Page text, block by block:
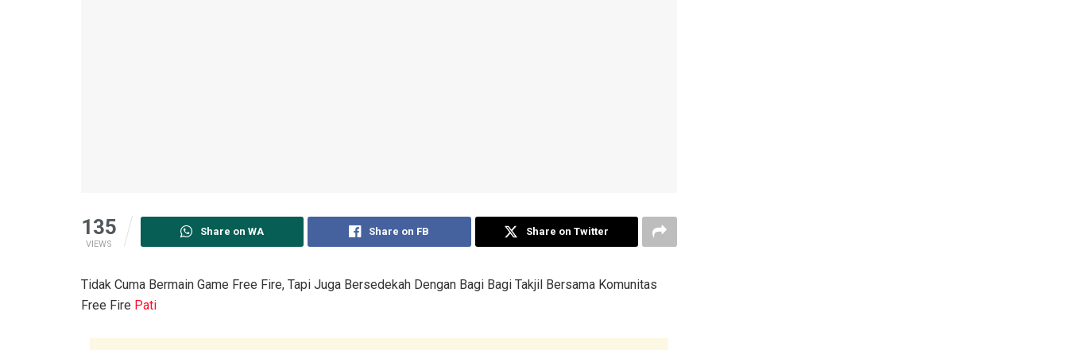
135
VIEWS
Share on WA Share on FB Share on Twitter
Tidak Cuma Bermain Game Free Fire, Tapi Juga Bersedekah Dengan Bagi Bagi Takjil Bersama Komunitas
Free Fire Pati